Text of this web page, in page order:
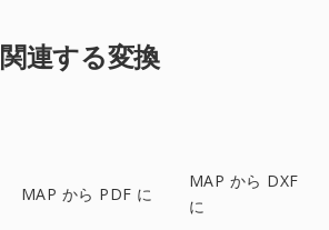
関連する変換
MAP から PDF に
MAP から DXF
に